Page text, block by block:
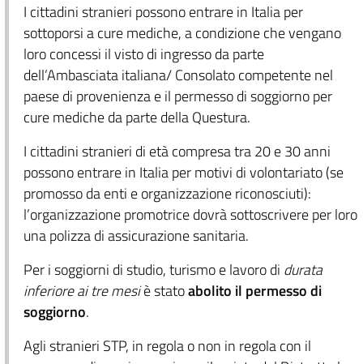
I cittadini stranieri possono entrare in Italia per
sottoporsi a cure mediche, a condizione che vengano
loro concessi il visto di ingresso da parte
dell’Ambasciata italiana/ Consolato competente nel
paese di provenienza e il permesso di soggiorno per
cure mediche da parte della Questura.
I cittadini stranieri di età compresa tra 20 e 30 anni
possono entrare in Italia per motivi di volontariato (se
promosso da enti e organizzazione riconosciuti):
l’organizzazione promotrice dovrà sottoscrivere per loro
una polizza di assicurazione sanitaria.
Per i soggiorni di studio, turismo e lavoro di durata
inferiore ai tre mesiè statoabolito il permesso di
soggiorno.
Agli stranieri STP, in regola o non in regola con il